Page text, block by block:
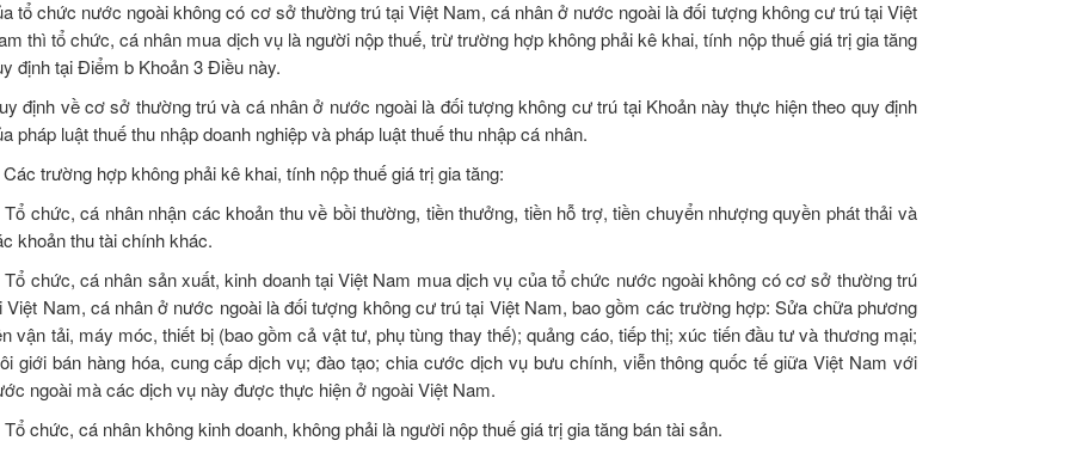
tổ chức nước ngoài không có cơ sở thường trú tại Việt Nam, cá nhân ở nước ngoài là đối tượng không cư trú tại Việt
thì tổ chức, cá nhân mua dịch vụ là người nộp thuế, trừ trường hợp không phải kê khai, tính nộp thuế giá trị gia tăng
định tại Điểm b Khoản 3 Điều này.
định về cơ sở thường trú và cá nhân ở nước ngoài là đối tượng không cư trú tại Khoản này thực hiện theo quy định
pháp luật thuế thu nhập doanh nghiệp và pháp luật thuế thu nhập cá nhân.
trường hợp không phải kê khai, tính nộp thuế giá trị gia tăng:
Tổ chức, cá nhân nhận các khoản thu về bồi thường, tiền thưởng, tiền hỗ trợ, tiền chuyển nhượng quyền phát thải và
khoản thu tài chính khác.
Tổ chức, cá nhân sản xuất, kinh doanh tại Việt Nam mua dịch vụ của tổ chức nước ngoài không có cơ sở thường trú
Việt Nam, cá nhân ở nước ngoài là đối tượng không cư trú tại Việt Nam, bao gồm các trường hợp: Sửa chữa phương
vận tải, máy móc, thiết bị (bao gồm cả vật tư, phụ tùng thay thế); quảng cáo, tiếp thị; xúc tiến đầu tư và thương mại;
giới bán hàng hóa, cung cấp dịch vụ; đào tạo; chia cước dịch vụ bưu chính, viễn thông quốc tế giữa Việt Nam với
ngoài mà các dịch vụ này được thực hiện ở ngoài Việt Nam.
chức, cá nhân không kinh doanh, không phải là người nộp thuế giá trị gia tăng bán tài sản.